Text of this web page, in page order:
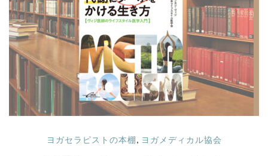
ヨガセラピストの本棚 , ヨガメディカル協会